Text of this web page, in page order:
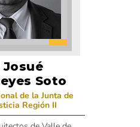
Soto
de la Junta de
Región II